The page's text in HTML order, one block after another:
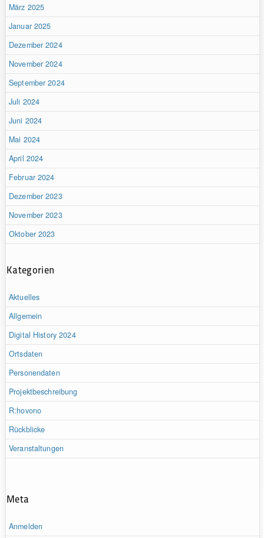
März 2025
Januar 2025
Dezember 2024
November 2024
September 2024
Juli 2024
Juni 2024
Mai 2024
April 2024
Februar 2024
Dezember 2023
November 2023
Oktober 2023
Kategorien
Aktuelles
Allgemein
Digital History 2024
Ortsdaten
Personendaten
Projektbeschreibung
R:hovono
Rückblicke
Veranstaltungen
Meta
Anmelden